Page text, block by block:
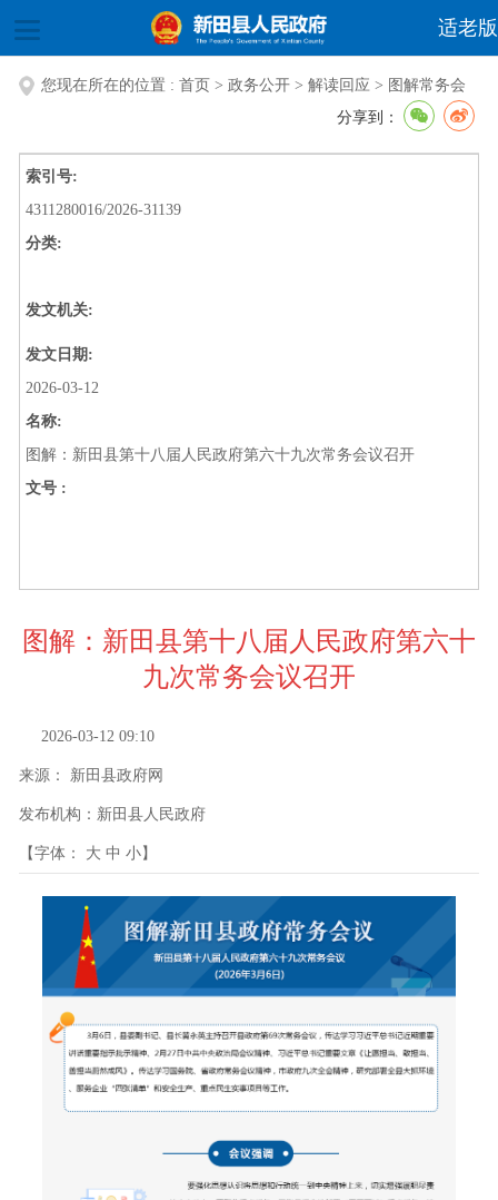
适老版
您现在所在的位置 : 首页 > 政务公开 > 解读回应 > 图解常务会
分享到：
索引号:
4311280016/2026-31139
分类:
发文机关:
发文日期:
2026-03-12
名称:
图解：新田县第十八届人民政府第六十九次常务会议召开
文号 :
图解：新田县第十八届人民政府第六十
九次常务会议召开
2026-03-12 09:10
来源： 新田县政府网
发布机构： 新田县人民政府
【字体： 大 中 小】